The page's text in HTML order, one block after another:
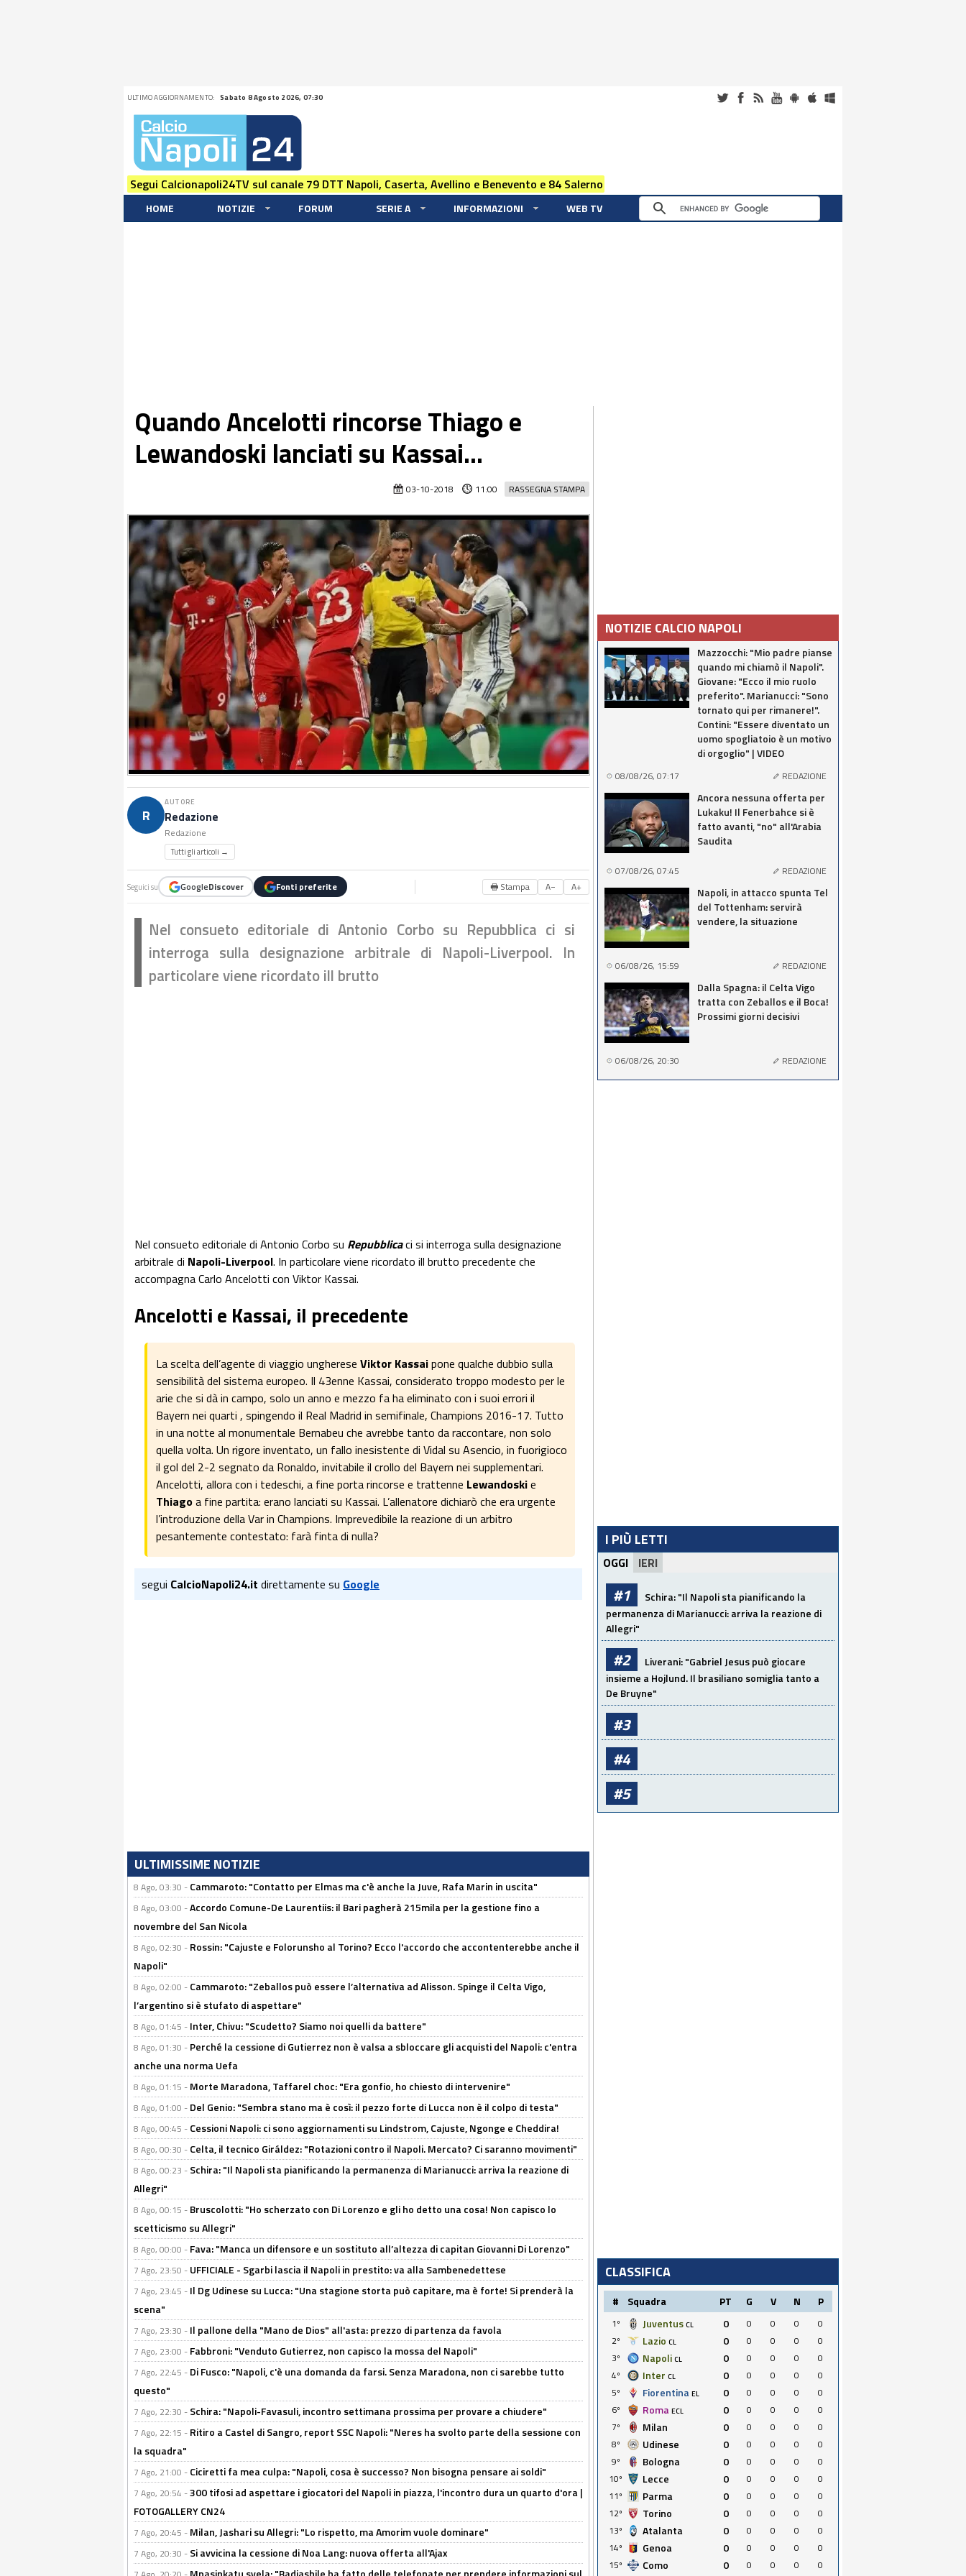
ULTIMO AGGIORNAMENTO: Sabato 8 Agosto 2026, 07:30
Segui Calcionapoli24TV sul canale 79 DTT Napoli, Caserta, Avellino e Benevento e 84 Salerno
HOME NOTIZIE FORUM SERIE A INFORMAZIONI WEB TV
Quando Ancelotti rincorse Thiago e
Lewandoski lanciati su Kassai...
RASSEGNA STAMPA
03-10-2018 11:00
R
AUTORE
Redazione
Redazione
Tutti gli articoli →
Seguici su GoogleDiscover Fonti preferite 🖶 Stampa A− A+
Nel consueto editoriale di Antonio Corbo su Repubblica ci si
interroga sulla designazione arbitrale di Napoli-Liverpool. In
particolare viene ricordato ill brutto
Nel consueto editoriale di Antonio Corbo su Repubblicaci si interroga sulla designazione
arbitrale di Napoli-Liverpool. In particolare viene ricordato ill brutto precedente che
accompagna Carlo Ancelotti con Viktor Kassai.
Ancelotti e Kassai, il precedente
La scelta dell’agente di viaggio ungherese Viktor Kassaipone qualche dubbio sulla
sensibilità del sistema europeo. Il 43enne Kassai, considerato troppo modesto per le
arie che si dà in campo, solo un anno e mezzo fa ha eliminato con i suoi errori il
Bayern nei quarti , spingendo il Real Madrid in semifinale, Champions 2016-17. Tutto
in una notte al monumentale Bernabeu che avrebbe tanto da raccontare, non solo
quella volta. Un rigore inventato, un fallo inesistente di Vidal su Asencio, in fuorigioco
il gol del 2-2 segnato da Ronaldo, invitabile il crollo del Bayern nei supplementari.
Ancelotti, allora con i tedeschi, a fine porta rincorse e trattenne Lewandoskie
Thiagoa fine partita: erano lanciati su Kassai. L’allenatore dichiarò che era urgente
l’introduzione della Var in Champions. Imprevedibile la reazione di un arbitro
pesantemente contestato: farà finta di nulla?
segui CalcioNapoli24.it direttamente su Google
ULTIMISSIME NOTIZIE
8 Ago, 03:30 - Cammaroto: "Contatto per Elmas ma c'è anche la Juve, Rafa Marin in uscita"
8 Ago, 03:00 -Accordo Comune-De Laurentiis: il Bari pagherà 215mila per la gestione fino a
novembre del San Nicola
8 Ago, 02:30 - Rossin: "Cajuste e Folorunsho al Torino? Ecco l'accordo che accontenterebbe anche il
Napoli"
8 Ago, 02:00 - Cammaroto: "Zeballos può essere l’alternativa ad Alisson. Spinge il Celta Vigo,
l’argentino si è stufato di aspettare"
8 Ago, 01:45 - Inter, Chivu: "Scudetto? Siamo noi quelli da battere"
8 Ago, 01:30 - Perché la cessione di Gutierrez non è valsa a sbloccare gli acquisti del Napoli: c'entra
anche una norma Uefa
8 Ago, 01:15 - Morte Maradona, Taffarel choc: "Era gonfio, ho chiesto di intervenire"
8 Ago, 01:00 - Del Genio: "Sembra stano ma è così: il pezzo forte di Lucca non è il colpo di testa"
8 Ago, 00:45 - Cessioni Napoli: ci sono aggiornamenti su Lindstrom, Cajuste, Ngonge e Cheddira!
8 Ago, 00:30 - Celta, il tecnico Giráldez: "Rotazioni contro il Napoli. Mercato? Ci saranno movimenti"
8 Ago, 00:23 - Schira: "Il Napoli sta pianificando la permanenza di Marianucci: arriva la reazione di
Allegri"
8 Ago, 00:15 - Bruscolotti: "Ho scherzato con Di Lorenzo e gli ho detto una cosa! Non capisco lo
scetticismo su Allegri"
8 Ago, 00:00 - Fava: "Manca un difensore e un sostituto all’altezza di capitan Giovanni Di Lorenzo"
7 Ago, 23:50 - UFFICIALE - Sgarbi lascia il Napoli in prestito: va alla Sambenedettese
7 Ago, 23:45 - Il Dg Udinese su Lucca: "Una stagione storta può capitare, ma è forte! Si prenderà la
scena"
7 Ago, 23:30 - Il pallone della "Mano de Dios" all'asta: prezzo di partenza da favola
7 Ago, 23:00 - Fabbroni: "Venduto Gutierrez, non capisco la mossa del Napoli"
7 Ago, 22:45 - Di Fusco: "Napoli, c'è una domanda da farsi. Senza Maradona, non ci sarebbe tutto
questo"
7 Ago, 22:30 - Schira: "Napoli-Favasuli, incontro settimana prossima per provare a chiudere"
7 Ago, 22:15 - Ritiro a Castel di Sangro, report SSC Napoli: "Neres ha svolto parte della sessione con
la squadra"
7 Ago, 21:00 - Ciciretti fa mea culpa: "Napoli, cosa è successo? Non bisogna pensare ai soldi"
7 Ago, 20:54 -300 tifosi ad aspettare i giocatori del Napoli in piazza, l'incontro dura un quarto d'ora |
FOTOGALLERY CN24
7 Ago, 20:45 - Milan, Jashari su Allegri: "Lo rispetto, ma Amorim vuole dominare"
7 Ago, 20:30 - Si avvicina la cessione di Noa Lang: nuova offerta all'Ajax
NOTIZIE CALCIO NAPOLI
Mazzocchi: "Mio padre pianse
quando mi chiamò il Napoli".
Giovane: "Ecco il mio ruolo
preferito". Marianucci: "Sono
tornato qui per rimanere!".
Contini: "Essere diventato un
uomo spogliatoio è un motivo
di orgoglio" | VIDEO
08/08/26, 07:17 REDAZIONE
Ancora nessuna offerta per
Lukaku! Il Fenerbahce si è
fatto avanti, "no" all'Arabia
Saudita
07/08/26, 07:45 REDAZIONE
Napoli, in attacco spunta Tel
del Tottenham: servirà
vendere, la situazione
06/08/26, 15:59 REDAZIONE
Dalla Spagna: il Celta Vigo
tratta con Zeballos e il Boca!
Prossimi giorni decisivi
06/08/26, 20:30 REDAZIONE
I PIÙ LETTI
OGGI IERI
#1
Schira: "Il Napoli sta pianificando la
permanenza di Marianucci: arriva la reazione di
Allegri"
#2
Liverani: "Gabriel Jesus può giocare
insieme a Hojlund. Il brasiliano somiglia tanto a
De Bruyne"
#3
#4
#5
CLASSIFICA
# Squadra PT G V N P
1º Juventus CL 0 0 0 0
0
2º
Lazio CL 0 0 0 0
0
3º
Napoli CL 0 0 0 0
0
4º
Inter CL 0 0 0 0
0
5º
Fiorentina EL 0 0 0 0
0
6º
Roma ECL 0 0 0 0
0
7º
Milan 0 0 0 0
0
8º
Udinese 0 0 0 0
0
9º
Bologna 0 0 0 0
0
10º
Lecce 0 0 0 0
0
11º
Parma 0 0 0 0
0
12º
Torino 0 0 0 0
0
13º
Atalanta 0 0 0 0
0
14º
Genoa 0 0 0 0
0
15º
Como 0 0 0 0
0